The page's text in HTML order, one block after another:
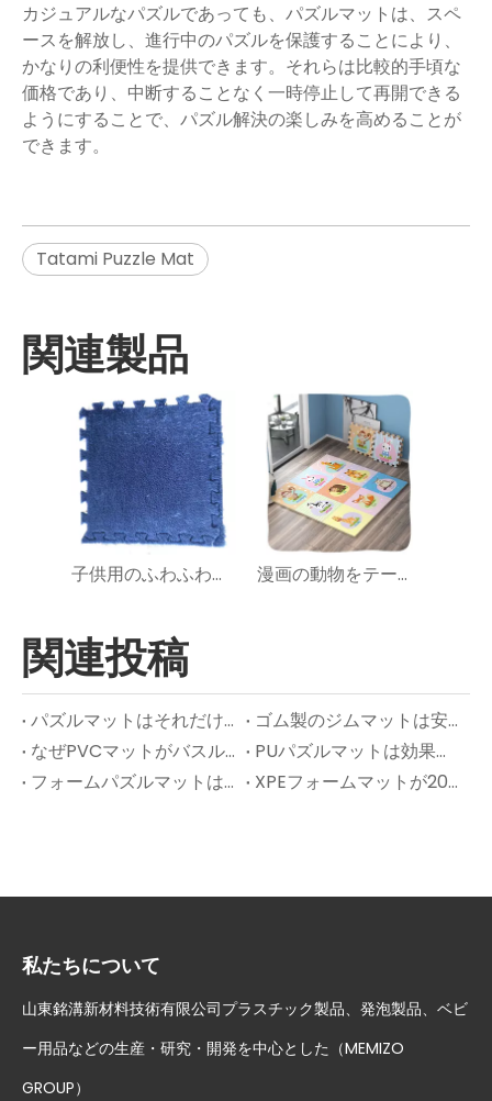
カジュアルなパズルであっても、パズルマットは、スペ
ースを解放し、進行中のパズルを保護することにより、
かなりの利便性を提供できます。それらは比較的手頃な
価格であり、中断することなく一時停止して再開できる
ようにすることで、パズル解決の楽しみを高めることが
できます。
Tatami Puzzle Mat
関連製品
子供用のふわふわエヴァフォームパズルマット 漫画の動物をテーマにしたエヴァフォームパズルマット
関連投稿
パズルマットはそれだけの価値がありますか？
ゴム製のジムマットは安全ですか?
なぜPVCマットがバスルームの床や濡れたエリアに最適なのですか？
PUパズルマットは効果がありますか?
フォームパズルマットはどのように機能しますか? – 拡張された洞察
XPEフォームマットが2025年に現代の保育園のデザインを引き継いでいる理由
私たちについて
山東銘溝新材料技術有限公司プラスチック製品、発泡製品、ベビ
ー用品などの生産・研究・開発を中心とした（MEMIZO
GROUP）